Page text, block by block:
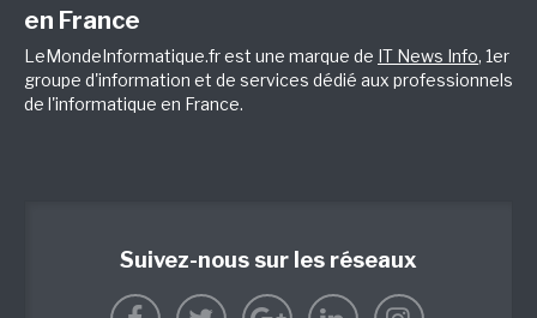
en France
LeMondeInformatique.fr est une marque de IT News Info, 1er
groupe d'information et de services dédié aux professionnels
de l'informatique en France.
Suivez-nous sur les réseaux